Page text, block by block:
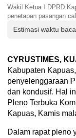
Wakil Ketua I DPRD
penetapan pasangan
Estimasi waktu
CYRUSTIMES,
Kabupaten
penyelenggaraan
dan kondusif. Hal
Pleno Terbuka
Kapuas, Kamis
Dalam rapat pleno